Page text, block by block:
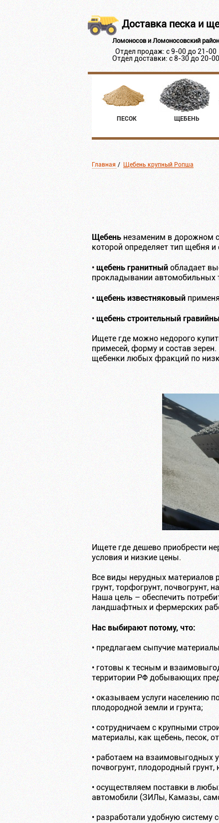
Доставка песка и
Ломоносов и Ломоносовский район
Отдел продаж: с 9-00 до 21-00
Отдел доставки: с 8-30 до 20-00
ПЕСОК ЩЕБЕНЬ
Главная / Щебень крупный Ропша
Щебень незаменим в дорожном
которой определяет тип щебня и
• щебень гранитный обладает
прокладывании автомобильных
• щебень известняковый
• щебень строительный
Ищете где можно недорого
примесей, форму и состав
щебенки любых фракций по
Ищете где дешево приобрести
условия и низкие цены.
Все виды нерудных материалов
грунт, торфогрунт,
Наша цель – обеспечить
ландшафтных и фермерских
Нас выбирают потому, что:
• предлагаем сыпучие
• готовы к тесным и
территории РФ добывающих
• оказываем услуги населению
плодородной земли и грунта;
• сотрудничаем с крупными
материалы, как щебень, песок,
• работаем на взаимовыгодных
почвогрунт, плодородный грунт,
• осуществляем поставки в
автомобили (ЗИЛы, Камазы,
• разработали удобную